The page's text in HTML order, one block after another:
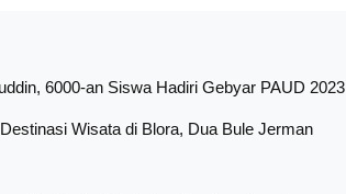
6000-an Siswa Hadiri Gebyar PAUD 2023
Wisata di Blora, Dua Bule Jerman